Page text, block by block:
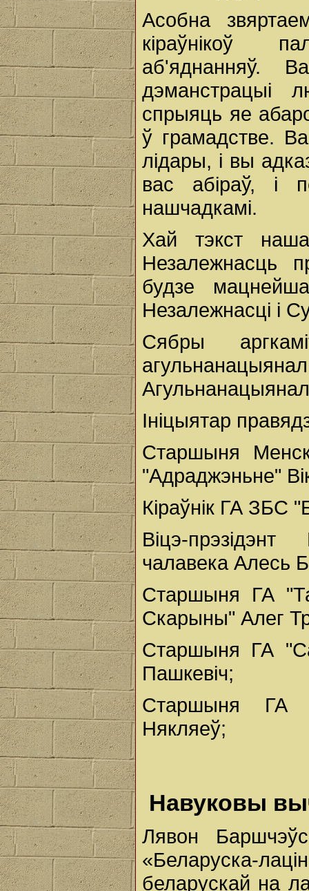
Асобна
кіраўнікоў
аб'яднанняў.
дэманстрацыі
спрыяць яе
ў грамадстве.
лідары, і вы
вас абіраў, і
нашчадкамі.
Хай тэкст
Незалежнасць
будзе
Незалежнасці і
Сябры
Ініцыятар
Старшыня
"Адраджэньне"
Кіраўнік ГА ЗБС
Віцэ-
чалавека Алесь
Старшыня ГА
Скарыны" Алег
Старшыня ГА
Пашкевіч;
Старшыня ГА
Някляеў;
Навуковы
Лявон
«Беларуска-
беларускай на